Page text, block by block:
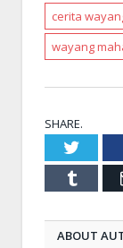
cerita
wayang
SHARE.
ABOUT